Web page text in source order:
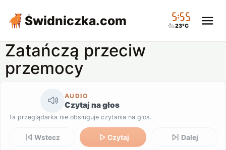
Świdniczka.com 05:55
23°C
Zatańczą przeciw
przemocy
AUDIO
Czytaj na głos
Ta przeglądarka nie obsługuje czytania na głos.
Wstecz Czytaj Dalej